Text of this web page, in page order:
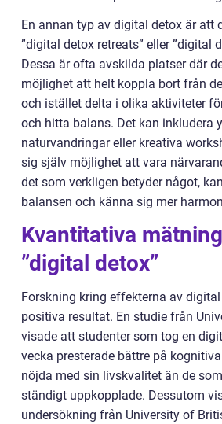
En annan typ av digital detox är att
”digital detox retreats” eller ”digital
Dessa är ofta avskilda platser där
möjlighet att helt koppla bort från
och istället delta i olika aktiviteter
och hitta balans. Det kan inkludera
naturvandringar eller kreativa
sig själv möjlighet att vara
det som verkligen betyder något,
balansen och känna sig mer
Kvantitativa
”digital detox”
Forskning kring effekterna av
positiva resultat. En studie från
visade att studenter som tog en
vecka presterade bättre på
nöjda med sin livskvalitet än de
ständigt uppkopplade. Dessutom
undersökning från University of